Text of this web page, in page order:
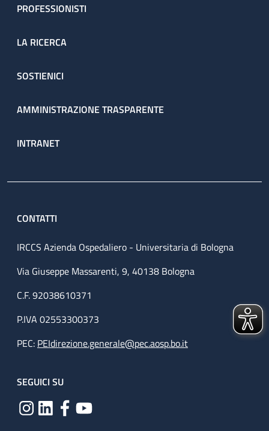
PROFESSIONISTI
LA RICERCA
SOSTIENICI
AMMINISTRAZIONE TRASPARENTE
INTRANET
CONTATTI
IRCCS Azienda Ospedaliero - Universitaria di Bologna
Via Giuseppe Massarenti, 9, 40138 Bologna
C.F. 92038610371
P.IVA 02553300373
PEC: PEIdirezione.generale@pec.aosp.bo.it
SEGUICI SU